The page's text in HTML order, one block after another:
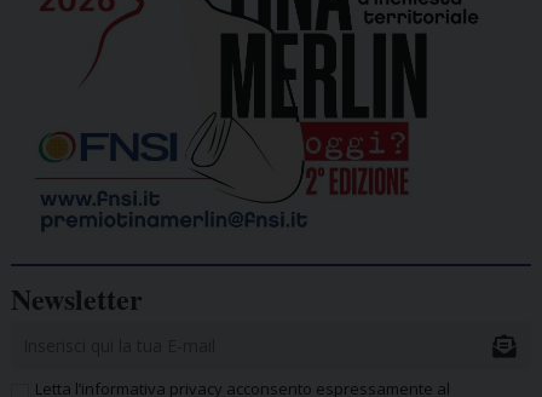
Newsletter
Letta l’informativa privacy acconsento espressamente al